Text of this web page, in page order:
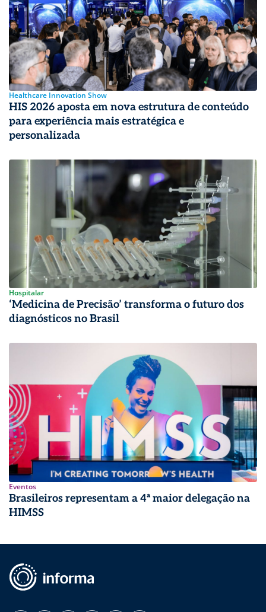
Healthcare Innovation Show
HIS 2026 aposta em nova estrutura de conteúdo
para experiência mais estratégica e
personalizada
Hospitalar
‘Medicina de Precisão’ transforma o futuro dos
diagnósticos no Brasil
Eventos
Brasileiros representam a 4ª maior delegação na
HIMSS